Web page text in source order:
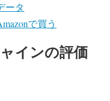
ータ
で買う
インの評価